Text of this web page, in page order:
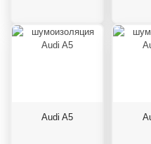
Audi A5